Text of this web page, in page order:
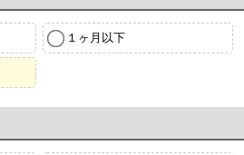
１ヶ月以下